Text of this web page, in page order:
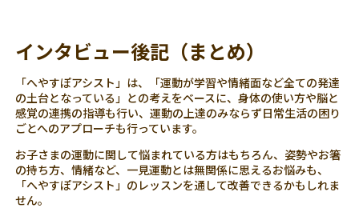
インタビュー後記（まとめ）
「へやすぽアシスト」は、「運動が学習や情緒面など全ての発達
の土台となっている」との考えをベースに、身体の使い方や脳と
感覚の連携の指導も行い、運動の上達のみならず日常生活の困り
ごとへのアプローチも行っています。
お子さまの運動に関して悩まれている方はもちろん、姿勢やお箸
の持ち方、情緒など、一見運動とは無関係に思えるお悩みも、
「へやすぽアシスト」のレッスンを通して改善できるかもしれま
せん。